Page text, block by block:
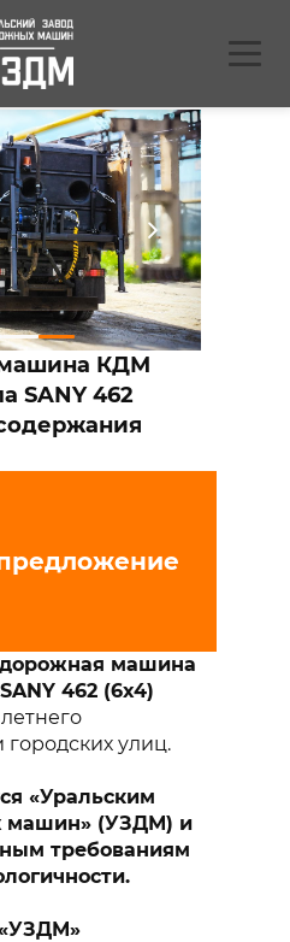
КДМ
SANY 462
машина
462 (6x4)
улиц.
«Уральским
машин» (УЗДМ) и
требованиям